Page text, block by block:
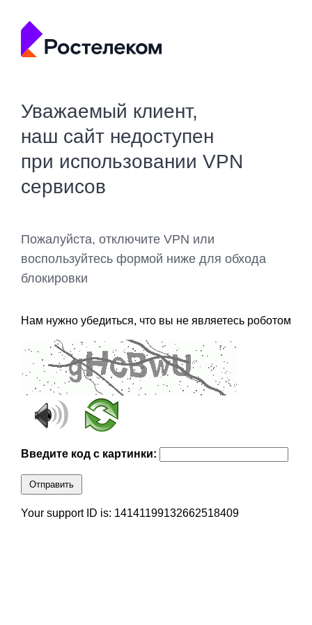
Уважаемый клиент,
наш сайт недоступен
при использовании VPN
сервисов
Пожалуйста, отключите VPN или
воспользуйтесь формой ниже для обхода
блокировки
Нам нужно убедиться, что вы не являетесь роботом
Введите код с картинки:
Отправить
Your support ID is: 14141199132662518409